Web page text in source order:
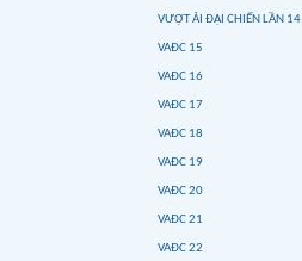
VƯỢT ẢI ĐẠI CHIẾN LẦN 14
VAĐC 15
VAĐC 16
VAĐC 17
VAĐC 18
VAĐC 19
VAĐC 20
VAĐC 21
VAĐC 22